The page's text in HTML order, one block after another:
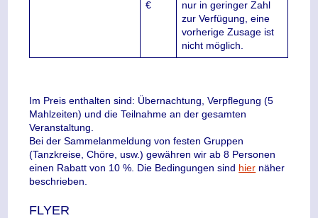
€
nur in geringer Zahl
zur Verfügung, eine
vorherige Zusage ist
nicht möglich.
Im Preis enthalten sind: Übernachtung, Verpflegung (5
Mahlzeiten) und die Teilnahme an der gesamten
Veranstaltung.
Bei der Sammelanmeldung von festen Gruppen
(Tanzkreise, Chöre, usw.) gewähren wir ab 8 Personen
einen Rabatt von 10 %. Die Bedingungen sind hier näher
beschrieben.
FLYER